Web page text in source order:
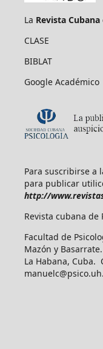
La Revista
CLASE
BIBLAT
Google Académico
Para suscribirse a
para publicar
http://
Revista cubana de
Facultad de
Mazón y
La Habana,